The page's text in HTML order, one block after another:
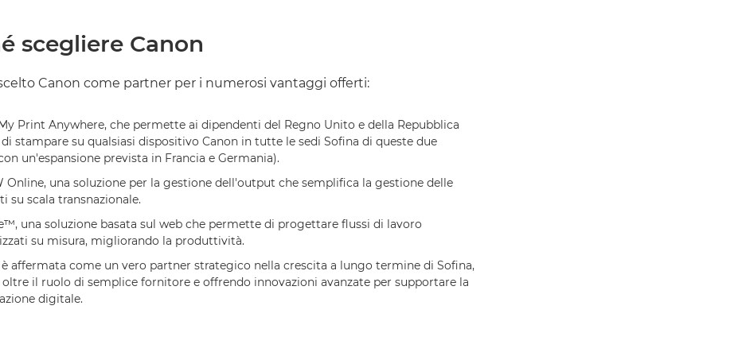
scegliere Canon
Canon come partner per i numerosi vantaggi offerti:
Print Anywhere, che permette ai dipendenti del Regno Unito e della Repubblica
stampare su qualsiasi dispositivo Canon in tutte le sedi Sofina di queste due
un'espansione prevista in Francia e Germania).
Online, una soluzione per la gestione dell'output che semplifica la gestione delle
su scala transnazionale.
una soluzione basata sul web che permette di progettare flussi di lavoro
su misura, migliorando la produttività.
è affermata come un vero partner strategico nella crescita a lungo termine di Sofina,
oltre il ruolo di semplice fornitore e offrendo innovazioni avanzate per supportare la
digitale.